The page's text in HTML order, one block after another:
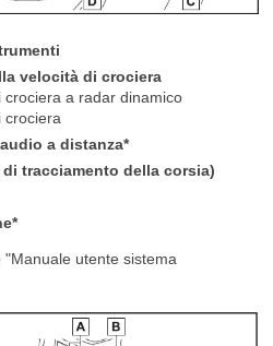
velocità di crociera
a radar dinamico
crociera
a distanza*
tracciamento della corsia)
utente sistema